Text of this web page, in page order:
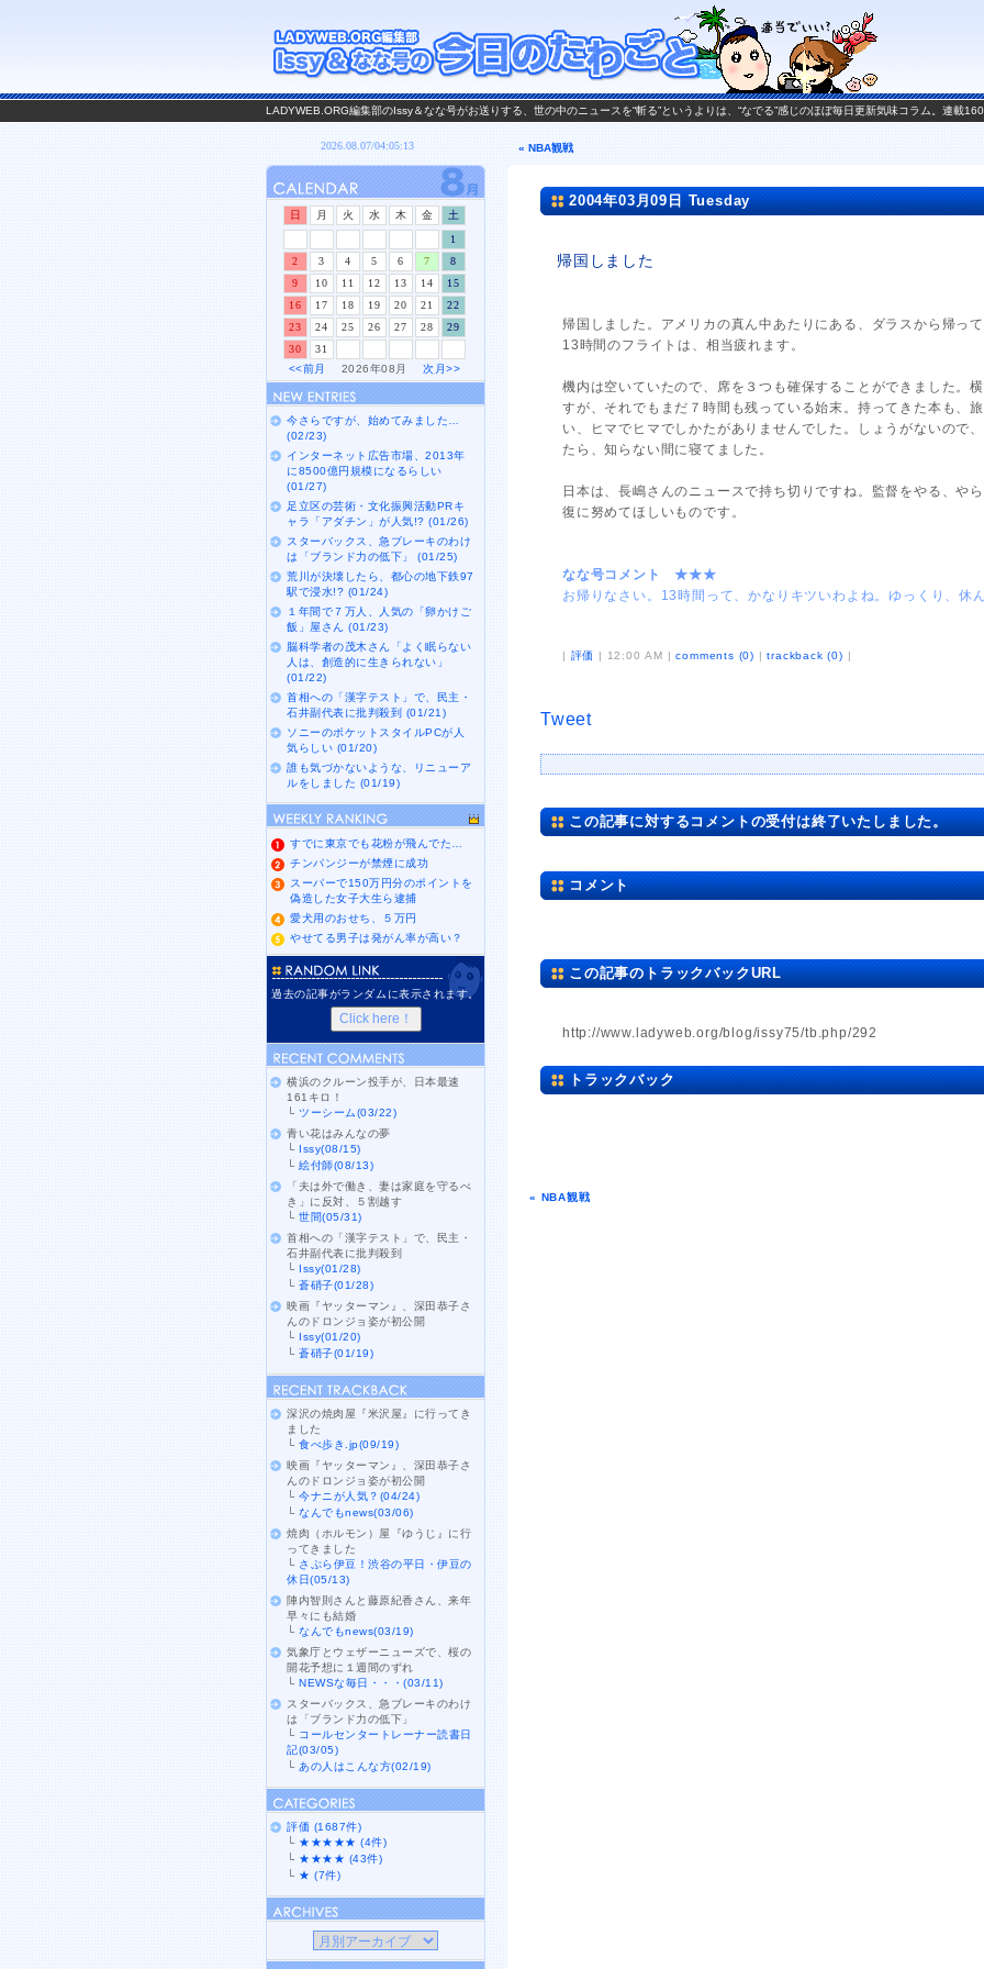
LADYWEB.ORG編集部のIssy＆なな号がお送りする、世の中のニュースを“斬る”というよりは、“なでる”感じのほぼ毎日更新気味コラム。連載
« NBA観戦
2004年03月09日 Tuesday
帰国しました
帰国しました。アメリカの真ん中あたりにある、ダラスから帰っ
13時間のフライトは、相当疲れます。
機内は空いていたので、席を３つも確保することができました。
すが、それでもまだ７時間も残っている始末。持ってきた本も、
い、ヒマでヒマでしかたがありませんでした。しょうがないので
たら、知らない間に寝てました。
日本は、長嶋さんのニュースで持ち切りですね。監督をやる、や
復に努めてほしいものです。
なな号コメント ★★★
お帰りなさい。13時間って、かなりキツいわよね。ゆっくり、休
| 評価 | 12:00 AM |comments (0) |trackback (0) |
Tweet
この記事に対するコメントの受付は終了いたしました。
コメント
この記事のトラックバックURL
http://www.ladyweb.org/blog/issy75/tb.php/292
トラックバック
« NBA観戦
日 月 火 水 木 金
土
1
2
3 4 5 6 7
8
9
10 11 12 13 14
15
16
17 18 19 20 21
22
23
24 25 26 27 28
29
30
31
<<前月
2026年08月次月>>
今さらですが、始めてみました…
(02/23)
インターネット広告市場、2013年
に8500億円規模になるらしい
(01/27)
足立区の芸術・文化振興活動PRキ
ャラ「アダチン」が人気!? (01/26)
スターバックス、急ブレーキのわけ
は「ブランド力の低下」 (01/25)
荒川が決壊したら、都心の地下鉄97
駅で浸水!? (01/24)
１年間で７万人、人気の「卵かけご
飯」屋さん (01/23)
脳科学者の茂木さん「よく眠らない
人は、創造的に生きられない」
(01/22)
首相への「漢字テスト」で、民主・
石井副代表に批判殺到 (01/21)
ソニーのポケットスタイルPCが人
気らしい (01/20)
誰も気づかないような、リニューア
ルをしました (01/19)
すでに東京でも花粉が飛んでた…
チンパンジーが禁煙に成功
スーパーで150万円分のポイントを
偽造した女子大生ら逮捕
愛犬用のおせち、５万円
やせてる男子は発がん率が高い？
過去の記事がランダムに表示されます。
横浜のクルーン投手が、日本最速
161キロ！
└ツーシーム(03/22)
青い花はみんなの夢
└ Issy(08/15)
└絵付師(08/13)
「夫は外で働き、妻は家庭を守るべ
き」に反対、５割越す
└世間(05/31)
首相への「漢字テスト」で、民主・
石井副代表に批判殺到
└ Issy(01/28)
└蒼硝子(01/28)
映画『ヤッターマン』、深田恭子さ
んのドロンジョ姿が初公開
└ Issy(01/20)
└蒼硝子(01/19)
深沢の焼肉屋『米沢屋』に行ってき
ました
└食べ歩き.jp(09/19)
映画『ヤッターマン』、深田恭子さ
んのドロンジョ姿が初公開
└今ナニが人気？(04/24)
└なんでもnews(03/06)
焼肉（ホルモン）屋『ゆうじ』に行
ってきました
└ さぷら伊豆！渋谷の平日・伊豆の
休日(05/13)
陣内智則さんと藤原紀香さん、来年
早々にも結婚
└なんでもnews(03/19)
気象庁とウェザーニューズで、桜の
開花予想に１週間のずれ
└NEWSな毎日・・・(03/11)
スターバックス、急ブレーキのわけ
は「ブランド力の低下」
└ コールセンタートレーナー読書日
記(03/05)
└ あの人はこんな方(02/19)
評価 (1687件)
└ ★★★★★ (4件)
└ ★★★★ (43件)
└ ★ (7件)